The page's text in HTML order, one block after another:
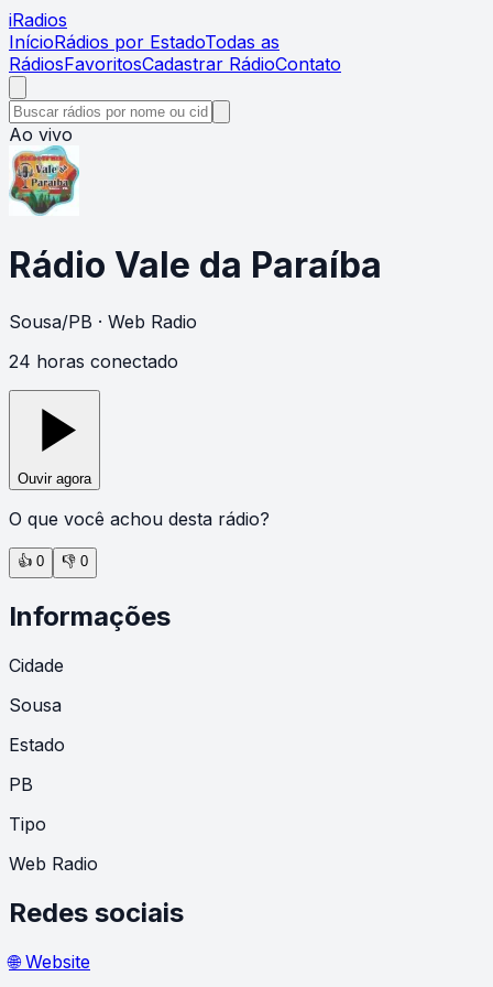
iRadios
InícioRádios por EstadoTodas as
RádiosFavoritosCadastrar RádioContato
Ao vivo
Rádio Vale da Paraíba
Sousa/PB · Web Radio
24 horas conectado
Ouvir agora
O que você achou desta rádio?
👍 0 👎 0
Informações
Cidade
Sousa
Estado
PB
Tipo
Web Radio
Redes sociais
🌐 Website